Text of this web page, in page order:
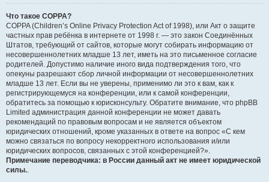
Что такое COPPA?
COPPA (Children’s Online Privacy Protection Act of 1998), или Акт о защите
частных прав ребёнка в интернете от 1998 г. — это закон Соединённых
Штатов, требующий от сайтов, которые могут собирать информацию от
несовершеннолетних младше 13 лет, иметь на это письменное согласие
родителей. Допустимо наличие иного вида подтверждения того, что
опекуны разрешают сбор личной информации от несовершеннолетних
младше 13 лет. Если вы не уверены, применимо ли это к вам, как к
регистрирующемуся на конференции, или к самой конференции,
обратитесь за помощью к юрисконсульту. Обратите внимание, что phpBB
Limited администрация данной конференции не может давать
рекомендаций по правовым вопросам и не является объектом
юридических отношений, кроме указанных в ответе на вопрос «С кем
можно связаться по вопросу некорректного использования и/или
юридических вопросов, связанных с этой конференцией?».
Примечание переводчика: в России данный акт не имеет юридической
силы..